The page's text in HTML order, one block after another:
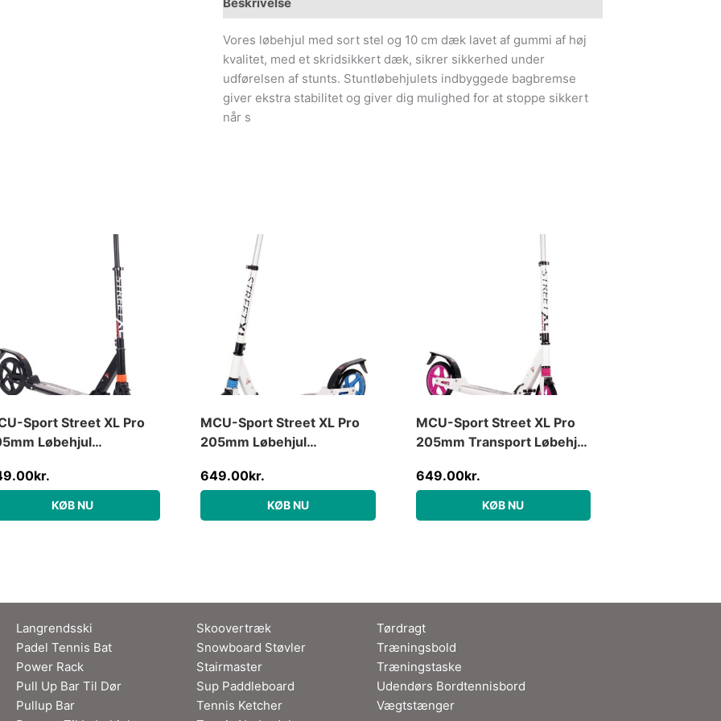
Vores løbehjul med sort stel og 10 cm dæk lavet af gummi af høj
kvalitet, med et skridsikkert dæk, sikrer sikkerhed under
udførelsen af stunts. Stuntløbehjulets indbyggede bagbremse
giver ekstra stabilitet og giver dig mulighed for at stoppe sikkert
når s
Sport Street XL Pro
Løbehjul
kr.
KØB NU
MCU-Sport Street XL Pro
205mm Løbehjul
649.00kr.
KØB NU
MCU-Sport Street XL Pro
205mm Transport Løbehjul
649.00kr.
KØB NU
Langrendsski
Padel Tennis Bat
Power Rack
Pull Up Bar Til Dør
Pullup Bar
Skoovertræk
Snowboard Støvler
Stairmaster
Sup Paddleboard
Tennis Ketcher
Tørdragt
Træningsbold
Træningstaske
Udendørs Bordtennisbord
Vægtstænger